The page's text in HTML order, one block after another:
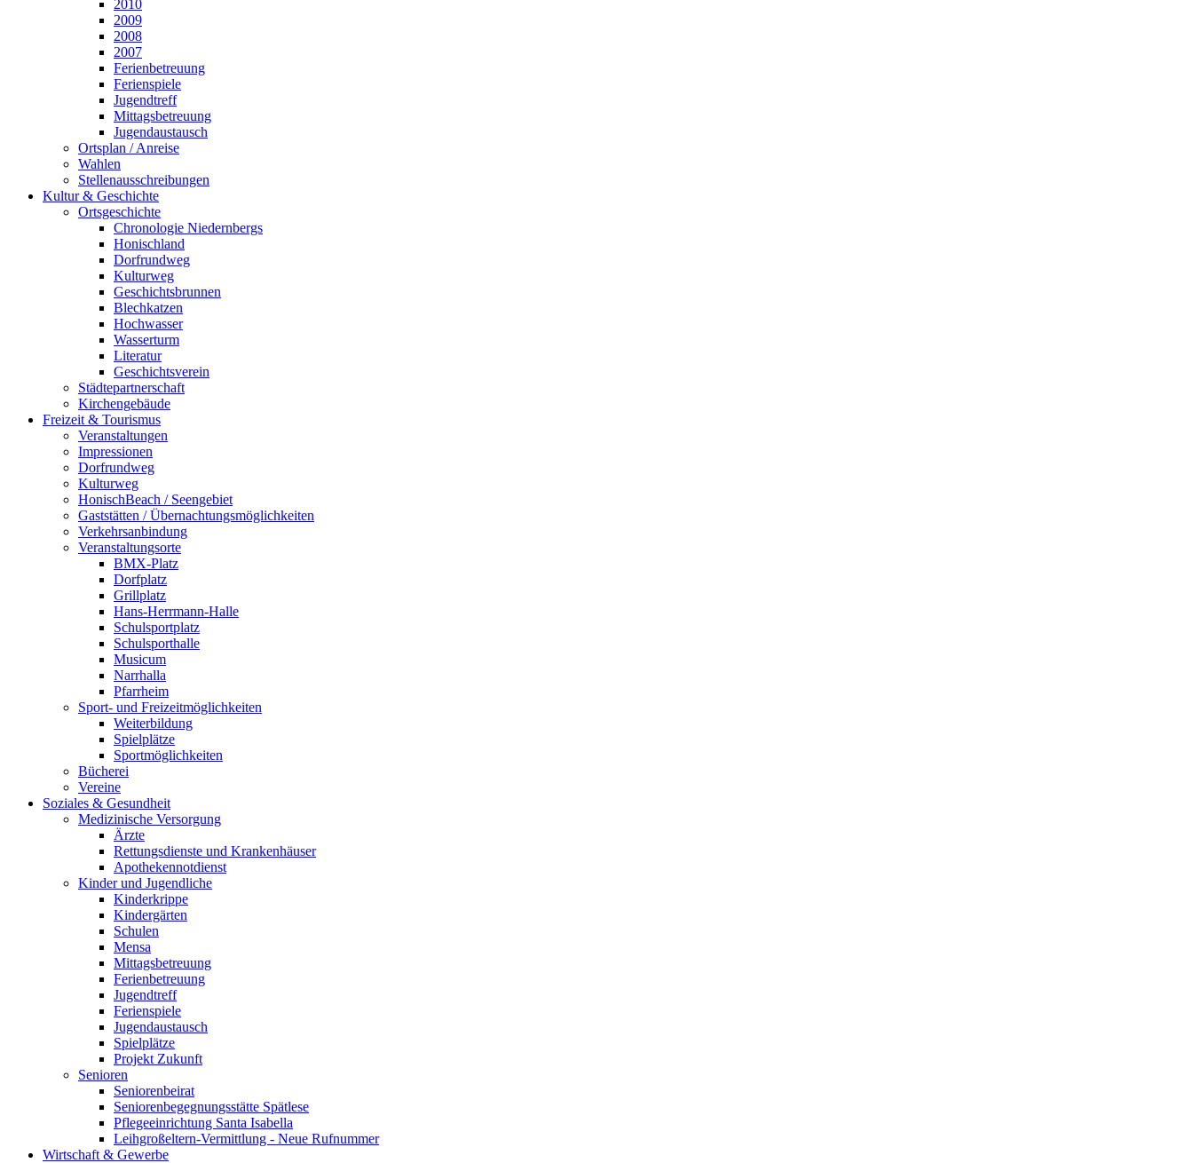
2010
2009
2008
2007
Ferienbetreuung
Ferienspiele
Jugendtreff
Mittagsbetreuung
Jugendaustausch
Ortsplan / Anreise
Wahlen
Stellenausschreibungen
Kultur & Geschichte
Ortsgeschichte
Chronologie Niedernbergs
Honischland
Dorfrundweg
Kulturweg
Geschichtsbrunnen
Blechkatzen
Hochwasser
Wasserturm
Literatur
Geschichtsverein
Städtepartnerschaft
Kirchengebäude
Freizeit & Tourismus
Veranstaltungen
Impressionen
Dorfrundweg
Kulturweg
HonischBeach / Seengebiet
Gaststätten / Übernachtungsmöglichkeiten
Verkehrsanbindung
Veranstaltungsorte
BMX-Platz
Dorfplatz
Grillplatz
Hans-Herrmann-Halle
Schulsportplatz
Schulsporthalle
Musicum
Narrhalla
Pfarrheim
Sport- und Freizeitmöglichkeiten
Weiterbildung
Spielplätze
Sportmöglichkeiten
Bücherei
Vereine
Soziales & Gesundheit
Medizinische Versorgung
Ärzte
Rettungsdienste und Krankenhäuser
Apothekennotdienst
Kinder und Jugendliche
Kinderkrippe
Kindergärten
Schulen
Mensa
Mittagsbetreuung
Ferienbetreuung
Jugendtreff
Ferienspiele
Jugendaustausch
Spielplätze
Projekt Zukunft
Senioren
Seniorenbeirat
Seniorenbegegnungsstätte Spätlese
Pflegeeinrichtung Santa Isabella
Leihgroßeltern-Vermittlung - Neue Rufnummer
Wirtschaft & Gewerbe